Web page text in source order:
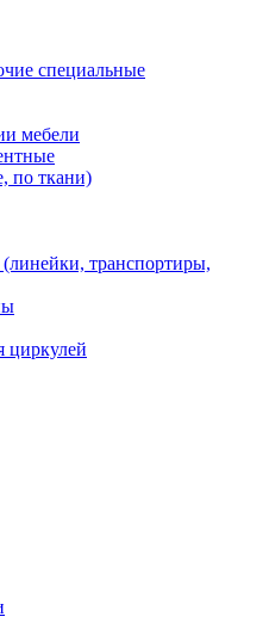
специальные
мебели
по ткани)
транспортиры,
циркулей